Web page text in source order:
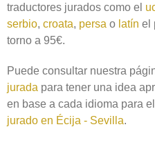
traductores jurados como el
serbio, croata, persa o latín el
torno a 95€.
Puede consultar nuestra
jurada para tener una idea
en base a cada idioma para
jurado en Écija - Sevilla.